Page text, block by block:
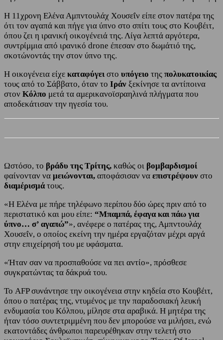
Η 11χρονη Ελένα Αμπντουλάχ Χουσεΐν είπε στον πατέρα της
ότι τον αγαπά και πήγε για ύπνο στο σπίτι τους στο Κουβέιτ,
όπου ζει η ιρανική οικογένειά της. Λίγα λεπτά αργότερα,
συντρίμμια από ιρανικό drone έπεσαν στο δωμάτιό της,
σκοτώνοντάς την στον ύπνο της.
Η οικογένεια είχε καταφύγει στο υπόγειο της πολυκατοικίας
τους από το Σάββατο, όταν το Ιράν ξεκίνησε τα αντίποινα
στον Κόλπο μετά τα αμερικανοϊσραηλινά πλήγματα που
αποδεκάτισαν την ηγεσία του.
Ωστόσο, το βράδυ της Τρίτης, καθώς οι βομβαρδισμοί
φαίνονταν να μειώνονται, αποφάσισαν να επιστρέψουν στο
διαμέρισμάτους.
«Η Ελένα με πήρε τηλέφωνο περίπου δύο ώρες πριν από το
περιστατικό και μου είπε: “Μπαμπά, έφαγα και πάω για
ύπνο… σ’ αγαπώ”», ανέφερε ο πατέρας της, Αμπντουλάχ
Χουσεΐν, ο οποίος εκείνη την ημέρα εργαζόταν μέχρι αργά
στην επιχείρησή του με υφάσματα.
«Ήταν σαν να προσπαθούσε να πει αντίο», πρόσθεσε
συγκρατώντας τα δάκρυά του.
Το AFP συνάντησε την οικογένεια στην κηδεία στο Κουβέιτ,
όπου ο πατέρας της, ντυμένος με την παραδοσιακή λευκή
ενδυμασία του Κόλπου, μίλησε στα αραβικά. Η μητέρα της
ήταν τόσο συντετριμμένη που δεν μπορούσε να μιλήσει, ενώ
εκατοντάδες άνθρωποι παρευρέθηκαν στην τελετή στο